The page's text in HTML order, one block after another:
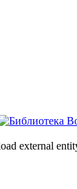
external